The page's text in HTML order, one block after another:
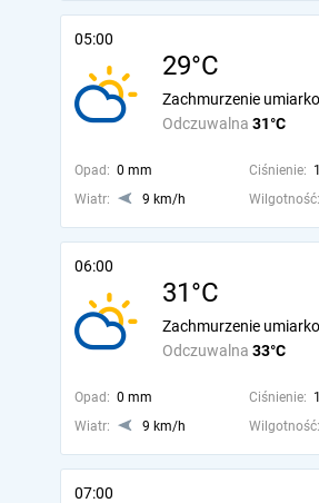
05:00
29°C
Odczuwalna 31°C
Zachmurzenie
Opad: 0 mm Ciśnienie:
Wiatr:
9 km/h Wilgotność:
06:00
31°C
Odczuwalna 33°C
Zachmurzenie
Opad: 0 mm Ciśnienie:
Wiatr:
9 km/h Wilgotność:
07:00